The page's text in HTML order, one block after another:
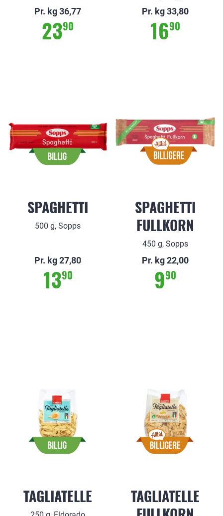
Pr. kg 36,77
2390
Pr. kg 33,80
1690
SPAGHETTI
500 g, Sopps
Pr. kg 27,80
1390
SPAGHETTI
FULLKORN
450 g, Sopps
Pr. kg 22,00
990
TAGLIATELLE
TAGLIATELLE